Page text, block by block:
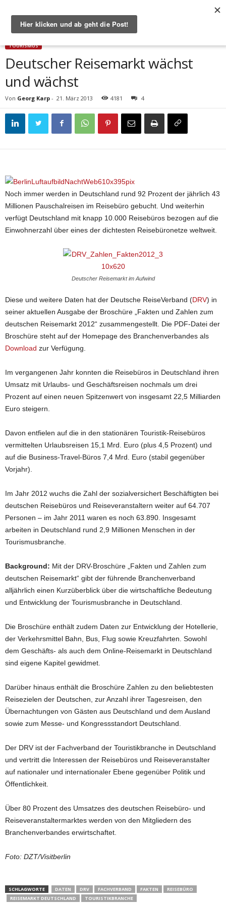
Start Tourismus Deutscher Reisemarkt wächst und wächst
TOURISMUS
Deutscher Reisemarkt wächst
und wächst
Von Georg Karp - 21. März 2013 4181 4
Noch immer werden in Deutschland rund 92 Prozent der jährlich 43
Millionen Pauschalreisen im Reisebüro gebucht. Und weiterhin
verfügt Deutschland mit knapp 10.000 Reisebüros bezogen auf die
Einwohnerzahl über eines der dichtesten Reisebüronetze weltweit.
Deutscher Reisemarkt im Aufwind
Diese und weitere Daten hat der Deutsche ReiseVerband (DRV) in
seiner aktuellen Ausgabe der Broschüre „Fakten und Zahlen zum
deutschen Reisemarkt 2012“ zusammengestellt. Die PDF-Datei der
Broschüre steht auf der Homepage des Branchenverbandes als
Download zur Verfügung.
Im vergangenen Jahr konnten die Reisebüros in Deutschland ihren
Umsatz mit Urlaubs- und Geschäftsreisen nochmals um drei
Prozent auf einen neuen Spitzenwert von insgesamt 22,5 Milliarden
Euro steigern.
Davon entfielen auf die in den stationären Touristik-Reisebüros
vermittelten Urlaubsreisen 15,1 Mrd. Euro (plus 4,5 Prozent) und
auf die Business-Travel-Büros 7,4 Mrd. Euro (stabil gegenüber
Vorjahr).
Im Jahr 2012 wuchs die Zahl der sozialversichert Beschäftigten bei
deutschen Reisebüros und Reiseveranstaltern weiter auf 64.707
Personen – im Jahr 2011 waren es noch 63.890. Insgesamt
arbeiten in Deutschland rund 2,9 Millionen Menschen in der
Tourismusbranche.
Background: Mit der DRV-Broschüre „Fakten und Zahlen zum
deutschen Reisemarkt“ gibt der führende Branchenverband
alljährlich einen Kurzüberblick über die wirtschaftliche Bedeutung
und Entwicklung der Tourismusbranche in Deutschland.
Die Broschüre enthält zudem Daten zur Entwicklung der Hotellerie,
der Verkehrsmittel Bahn, Bus, Flug sowie Kreuzfahrten. Sowohl
dem Geschäfts- als auch dem Online-Reisemarkt in Deutschland
sind eigene Kapitel gewidmet.
Darüber hinaus enthält die Broschüre Zahlen zu den beliebtesten
Reisezielen der Deutschen, zur Anzahl ihrer Tagesreisen, den
Übernachtungen von Gästen aus Deutschland und dem Ausland
sowie zum Messe- und Kongressstandort Deutschland.
Der DRV ist der Fachverband der Touristikbranche in Deutschland
und vertritt die Interessen der Reisebüros und Reiseveranstalter
auf nationaler und internationaler Ebene gegenüber Politik und
Öffentlichkeit.
Über 80 Prozent des Umsatzes des deutschen Reisebüro- und
Reiseveranstaltermarktes werden von den Mitgliedern des
Branchenverbandes erwirtschaftet.
Foto: DZT/Visitberlin
SCHLAGWORTE DATEN DRV FACHVERBAND FAKTEN
REISEBÜRO
REISEMARKT DEUTSCHLAND
TOURISTIKBRANCHE